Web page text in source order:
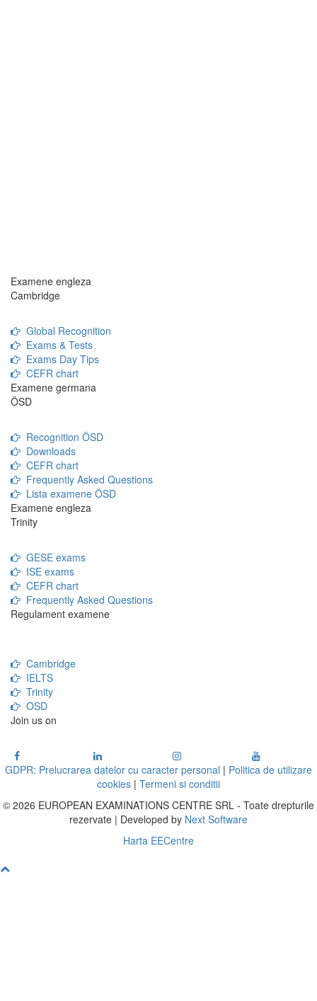
Examene engleza
Cambridge
Global Recognition
Exams & Tests
Exams Day Tips
CEFR chart
Examene germana
ÖSD
Recognition ÖSD
Downloads
CEFR chart
Frequently Asked Questions
Lista examene ÖSD
Examene engleza
Trinity
GESE exams
ISE exams
CEFR chart
Frequently Asked Questions
Regulament examene
Cambridge
IELTS
Trinity
OSD
Join us on
GDPR: Prelucrarea datelor cu caracter personal | Politica de utilizare
cookies | Termeni si conditii
© 2026 EUROPEAN EXAMINATIONS CENTRE SRL - Toate drepturile
rezervate | Developed by Next Software
Harta EECentre